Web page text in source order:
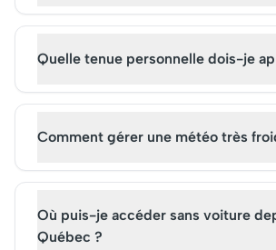
Quelle tenue personnelle dois-je
Comment gérer une météo très
Où puis-je accéder sans voiture
Québec ?